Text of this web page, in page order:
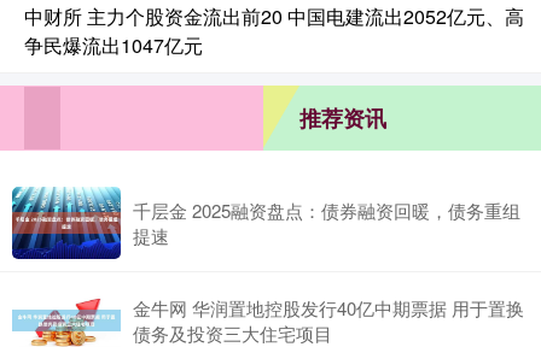
中财所 主力个股资金流出前20 中国电建流出2052亿元、高
争民爆流出1047亿元
推荐资讯
千层金 2025融资盘点：债券融资回暖，债务重组
提速
金牛网 华润置地控股发行40亿中期票据 用于置换
债务及投资三大住宅项目